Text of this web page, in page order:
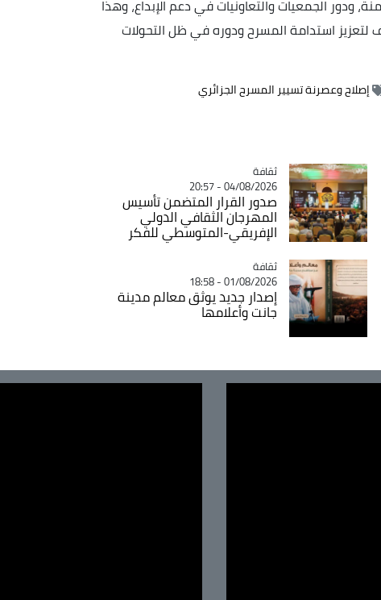
ودور الجمعيات والتعاونيات في دعم الإبداع، وهذا
استدامة المسرح ودوره في ظل التحولات
إصلاح وعصرنة تسيير المسرح الجزائري
Catégorie
ثقافة
04/08/2026 - 20:57
صدور القرار المتضمن تأسيس
المهرجان الثقافي الدولي
الإفريقي-المتوسطي للفكر
Catégorie
ثقافة
01/08/2026 - 18:58
إصدار جديد يوثق معالم مدينة
جانت وأعلامها